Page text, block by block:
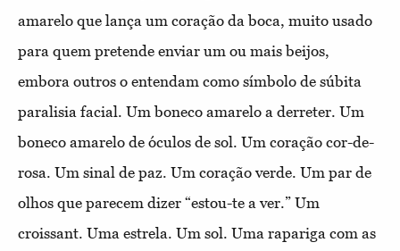
amarelo que lança um coração da boca, muito usado
para quem pretende enviar um ou mais beijos,
embora outros o entendam como símbolo de súbita
paralisia facial. Um boneco amarelo a derreter. Um
boneco amarelo de óculos de sol. Um coração cor-de-
rosa. Um sinal de paz. Um coração verde. Um par de
olhos que parecem dizer “estou-te a ver.” Um
croissant. Uma estrela. Um sol. Uma rapariga com as